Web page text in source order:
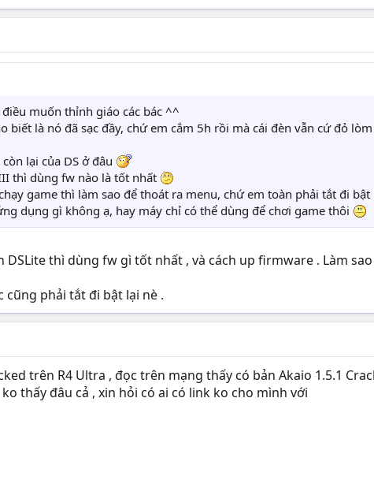
muốn thỉnh giáo các bác ^^
biết là nó đã sạc đầy, chứ em cắm 5h rồi mà cái đèn vẫn cứ đỏ lòm
lại của DS ở đâu
thì dùng fw nào là tốt nhất
game thì làm sao để thoát ra menu, chứ em toàn phải tắt đi bật
dụng gì không ạ, hay máy chỉ có thể dùng để chơi game thôi
DSLite thì dùng fw gì tốt nhất , và cách up firmware . Làm
phải tắt đi bật lại nè .
trên R4 Ultra , đọc trên mạng thấy có bản Akaio 1.5.1
thấy đâu cả , xin hỏi có ai có link ko cho mình với